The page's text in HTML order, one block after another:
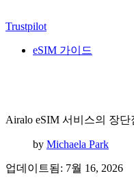
Trustpilot
eSIM 가이드
Airalo eSIM 서비스의 장
by Michaela Park
업데이트됨: 7월 16, 2026